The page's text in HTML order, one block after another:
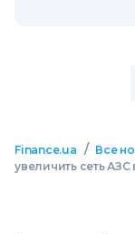
Finance.ua / Все
увеличить сеть АЗС